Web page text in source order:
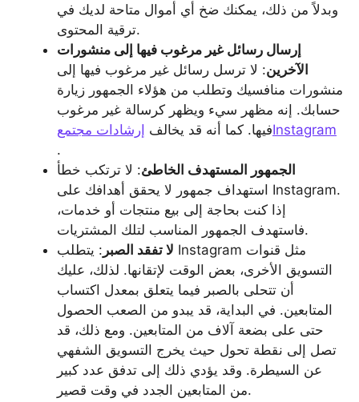
وبدلاً من ذلك، يمكنك ضخ أي أموال متاحة لديك في
ترقية المحتوى.
إرسال رسائل غير مرغوب فيها إلى منشورات
الآخرين: لا ترسل رسائل غير مرغوب فيها إلى
منشورات منافسيك وتطلب من هؤلاء الجمهور زيارة
حسابك. إنه مظهر سيء ويظهر كرسالة غير مرغوب
فيها. كما أنه قد يخالفإرشادات مجتمعInstagram
.
الجمهور المستهدف الخاطئ: لا ترتكب خطأ
استهداف جمهور لا يحقق أهدافك على Instagram.
إذا كنت بحاجة إلى بيع منتجات أو خدمات،
فاستهدف الجمهور المناسب لتلك المشتريات.
لا تفقد الصبر : يتطلب Instagram مثل قنوات
التسويق الأخرى، بعض الوقت لإتقانها. لذلك، عليك
أن تتحلى بالصبر فيما يتعلق بمعدل اكتساب
المتابعين. في البداية، قد يبدو من الصعب الحصول
حتى على بضعة آلاف من المتابعين. ومع ذلك، قد
تصل إلى نقطة تحول حيث يخرج التسويق الشفهي
عن السيطرة. وقد يؤدي ذلك إلى تدفق عدد كبير
من المتابعين الجدد في وقت قصير.